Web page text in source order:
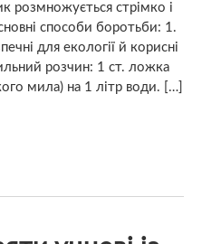
розмножується стрімко і
способи боротьби: 1.
для екології й корисні
розчин: 1 ст. ложка
мила) на 1 літр води. […]